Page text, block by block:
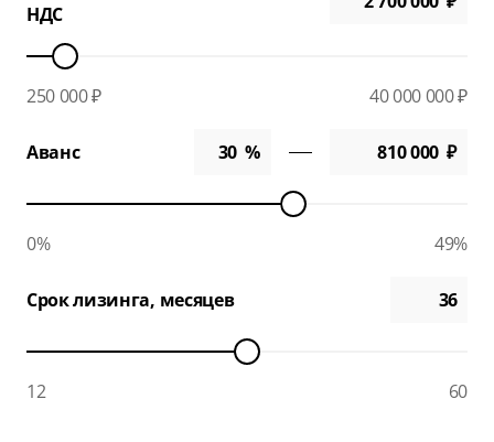
НДС
250 000 ₽ 40 000 000 ₽
Аванс
0% 49%
Срок лизинга, месяцев
12 60